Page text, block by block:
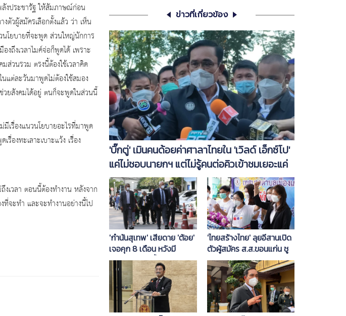
งประชารัฐ ให้สัมภาษณ์ก่อน
ตัวผู้สมัครเลือกตั้งแล้ว ว่า เห็น
นโยบายที่จะพูด ส่วนใหญ่นักการ
งถึงเวลาไมค์จ่อก็พูดได้ เพราะ
ส่วนรวม ตรงนี้ต้องใช้เวลาคิด
แต่ละวันมาพูดไม่ต้องใช้สมอง
วยสังคมได้อยู่ ตนก็จะพูดในส่วนนี้
เรื่องแนวนโยบายอะไรที่มาพูด
รื่องทะเลาะเบาะแว้ง เรื่อง
งเวลา ตอนนี้ต้องทำงาน หลังจาก
จะทำ และจะทำงานอย่างนี้ไป
ข่าวที่เกี่ยวข้อง
'บิ๊กตู่' เมินคนด้อยค่าศาลาไทยใน 'เวิลด์ เอ็กซ์โป'
แค่ไม่ชอบนายกฯ แต่ไม่รู้คนต่อคิวเข้าชมเยอะแค่
ไหน
'กำนันสุเทพ' เสียดาย 'ต้อย'
เจอคุก 8 เดือน หวังมี
โอกาสรอดในชั้นศาลฎีกา
'ไทยสร้างไทย' ลุยอีสานเปิด
ตัวผู้สมัคร ส.ส.ขอนแก่น ชู
นโยบายบำนาญประชาชน
3,000 บาท